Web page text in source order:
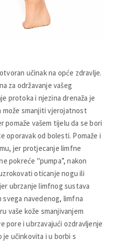
učinak na opće zdravlje.
za održavanje vašeg
protoka i njezina drenaža je
može smanjiti vjerojatnost
pomaže vašem tijelu da se bori
oporavak od bolesti. Pomaže i
jer protjecanje limfne
pokreće "pumpa”, nakon
oticanje nogu ili
ubrzanje limfnog sustava
svega navedenog, limfna
vaše kože smanjivanjem
pore i ubrzavajući ozdravljenje
je učinkovita i u borbi s